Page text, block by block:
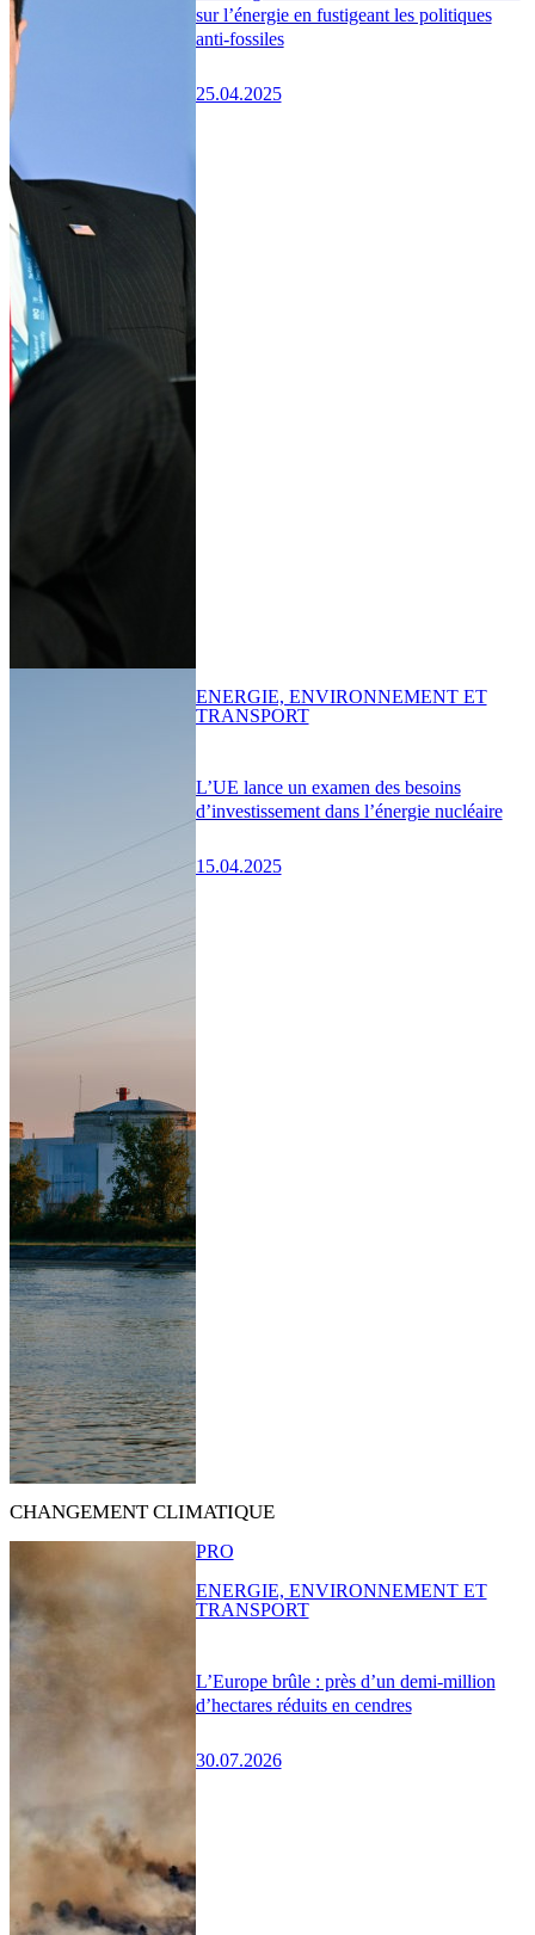
sur l’énergie en fustigeant les politiques
anti-fossiles
25.04.2025
L’UE lance un examen des besoins
d’investissement dans l’énergie nucléaire
15.04.2025
ENERGIE, ENVIRONNEMENT ET
TRANSPORT
CHANGEMENT CLIMATIQUE
L’Europe brûle : près d’un demi-million
d’hectares réduits en cendres
30.07.2026
PRO
ENERGIE, ENVIRONNEMENT ET
TRANSPORT